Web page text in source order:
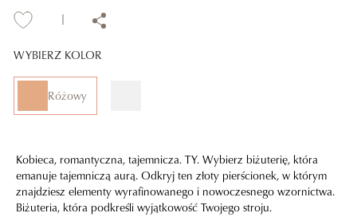
WYBIERZ KOLOR
Różowy
Kobieca, romantyczna, tajemnicza. TY. Wybierz biżuterię, która
emanuje tajemniczą aurą. Odkryj ten złoty pierścionek, w którym
znajdziesz elementy wyrafinowanego i nowoczesnego wzornictwa.
Biżuteria, która podkreśli wyjątkowość Twojego stroju.